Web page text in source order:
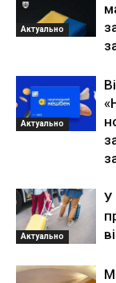
Актуально
Актуально
Актуально
У